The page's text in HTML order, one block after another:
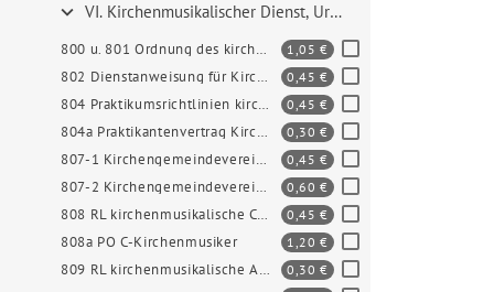
VI. Kirchenmusikalischer Dienst, Urheberrecht 800 u. 801 -
800 u. 801 Ordnung des kirchenmusikalischen Dienstes 1,05 € Artikel "800 u.
802 Dienstanweisung für Kirchenmusiker 0,45 €
804 Praktikumsrichtlinien kirchenmusikalischer Dienst 0,45 €
804a Praktikantenvertrag Kirchenmusik 0,30 €
807-1 Kirchengemeindeverein Kirchenchöre und Kirchenmusik 0,45 €
807-2 Kirchengemeindeverein Ev. Posaunenchöre 0,60 €
808 RL kirchenmusikalische C-Ausbildung 0,45 €
808a PO C-Kirchenmusiker 1,20 €
809 RL kirchenmusikalische Ausbildung "Befähigungsnachweis" 0,30 €